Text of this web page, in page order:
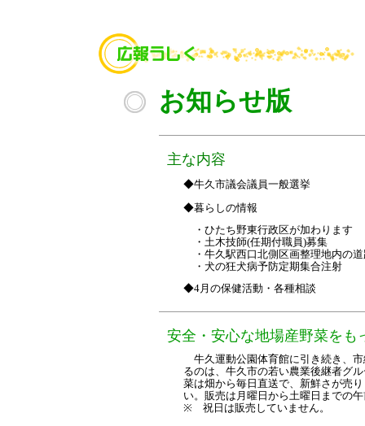
お知らせ版
主な内容
◆牛久市議会議員一般選挙
◆暮らしの情報
・ひたち野東行政区が加わります
・土木技師(任期付職員)募集
・牛久駅西口北側区画整理地内の
・犬の狂犬病予防定期集合注射
◆4月の保健活動・各種相談
安全・安心な地場産野菜をも
牛久運動公園体育館に引き続き、
るのは、牛久市の若い農業後継者グ
菜は畑から毎日直送で、新鮮さが売
い。販売は月曜日から土曜日までの
※ 祝日は販売していません。